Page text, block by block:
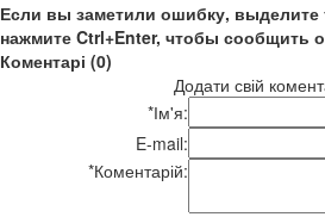
Если вы заметили ошибку, выделите
нажмите Ctrl+Enter, чтобы сообщить
Коментарі (0)
Додати свій
*Ім'я:
E-mail:
*Коментарій: